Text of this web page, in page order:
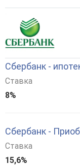
Сбербанк -
Ставка
8%
Сбербанк -
Ставка
15,6%